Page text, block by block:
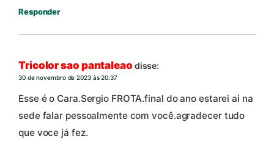
Responder
Tricolor sao pantaleao disse:
30 de novembro de 2023 às 20:37
Esse é o Cara.Sergio FROTA.final do ano estarei ai na
sede falar pessoalmente com você.agradecer tudo
que voce já fez.